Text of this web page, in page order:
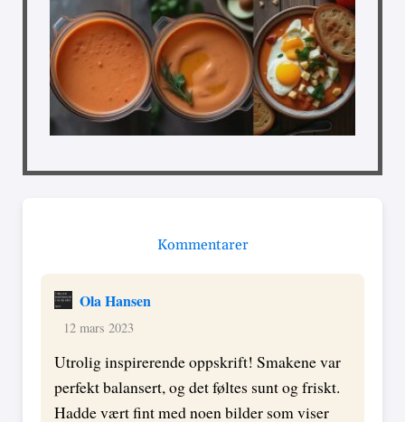
Kommentarer
Ola Hansen
12 mars 2023
Utrolig inspirerende oppskrift! Smakene var
perfekt balansert, og det føltes sunt og friskt.
Hadde vært fint med noen bilder som viser